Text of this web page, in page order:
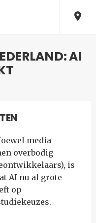
AI
media
overbodig
is
AI nu al grote
op